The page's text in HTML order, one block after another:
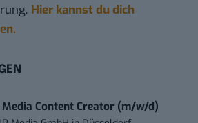
Hier kannst du dich
Media Content Creator (m/w/d)